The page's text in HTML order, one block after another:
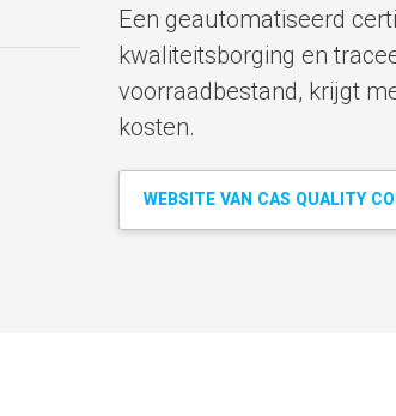
Een geautomatiseerd
kwaliteitsborging en
voorraadbestand, krijgt
kosten.
WEBSITE VAN CAS QUALITY